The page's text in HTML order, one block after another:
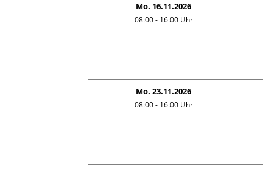
Mo. 16.11.2026
08:00 - 16:00Uhr
Mo. 23.11.2026
08:00 - 16:00Uhr